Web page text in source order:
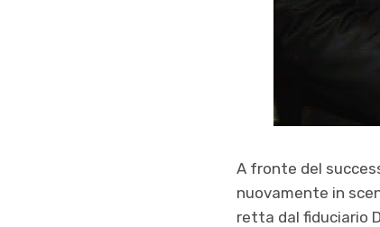
A fronte del
nuovamente in
retta dal fiduciario